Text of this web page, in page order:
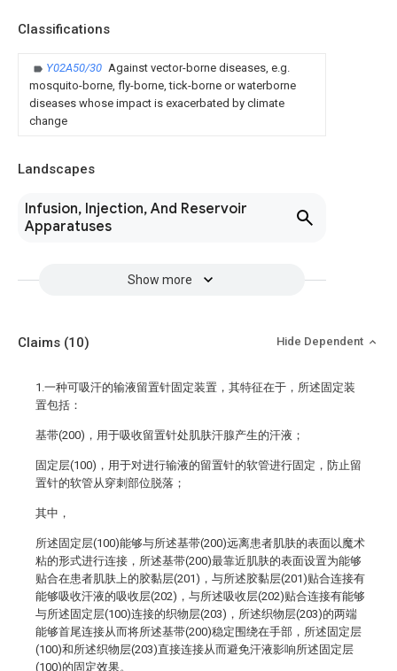
Classifications
Y02A50/30 Against vector-borne diseases, e.g.
mosquito-borne, fly-borne, tick-borne or waterborne
diseases whose impact is exacerbated by climate
change
Landscapes
Infusion, Injection, And Reservoir
Apparatuses
Show more
Claims (10) Hide Dependent
1.一种可吸汗的输液留置针固定装置，其特征在于，所述固定装
置包括：
基带(200)，用于吸收留置针处肌肤汗腺产生的汗液；
固定层(100)，用于对进行输液的留置针的软管进行固定，防止留
置针的软管从穿刺部位脱落；
其中，
所述固定层(100)能够与所述基带(200)远离患者肌肤的表面以魔术
粘的形式进行连接，所述基带(200)最靠近肌肤的表面设置为能够
贴合在患者肌肤上的胶黏层(201)，与所述胶黏层(201)贴合连接有
能够吸收汗液的吸收层(202)，与所述吸收层(202)贴合连接有能够
与所述固定层(100)连接的织物层(203)，所述织物层(203)的两端
能够首尾连接从而将所述基带(200)稳定围绕在手部，所述固定层
(100)和所述织物层(203)直接连接从而避免汗液影响所述固定层
(100)的固定效果。